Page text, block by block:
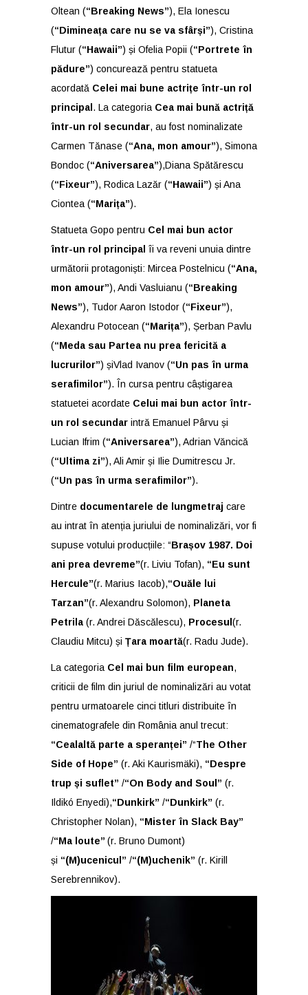
Oltean (“Breaking News”), Ela Ionescu
(“Dimineața care nu se va sfârși”), Cristina
Flutur (“Hawaii”) și Ofelia Popii (“Portrete în
pădure”) concurează pentru statueta
acordată Celei mai bune actrițe într-un rol
principal . La categoria Cea mai bună actriță
într-un rol secundar, au fost nominalizate
Carmen Tănase (“Ana, mon amour”), Simona
Bondoc (“Aniversarea”),Diana Spătărescu
(“Fixeur”), Rodica Lazăr (“Hawaii”) și Ana
Ciontea (“Marița”).
Statueta Gopo pentru Cel mai bun actor
într-un rol principal îi va reveni unuia dintre
următorii protagoniști: Mircea Postelnicu (“Ana,
mon amour”), Andi Vasluianu (“Breaking
News”), Tudor Aaron Istodor (“Fixeur”),
Alexandru Potocean (“Marița”), Șerban Pavlu
(“Meda sau Partea nu prea fericită a
lucrurilor”) șiVlad Ivanov (“Un pas în urma
serafimilor”). În cursa pentru câștigarea
statuetei acordate Celui mai bun actor într-
un rol secundar intră Emanuel Pârvu și
Lucian Ifrim (“Aniversarea”), Adrian Văncică
(“Ultima zi”), Ali Amir și Ilie Dumitrescu Jr.
(“Un pas în urma serafimilor”).
Dintre documentarele de lungmetraj care
au intrat în atenția juriului de nominalizări, vor fi
supuse votului producțiile: “Brașov 1987. Doi
ani prea devreme”(r. Liviu Tofan), “Eu sunt
Hercule”(r. Marius Iacob),“Ouăle lui
Tarzan”(r. Alexandru Solomon), Planeta
Petrila (r. Andrei Dăscălescu), Procesul (r.
Claudiu Mitcu) și Țara moartă(r. Radu Jude).
La categoria Cel mai bun film european,
criticii de film din juriul de nominalizări au votat
pentru urmatoarele cinci titluri distribuite în
cinematografele din România anul trecut:
“Cealaltă parte a speranței” /“The Other
Side of Hope” (r. Aki Kaurismäki), “Despre
trup și suflet” /“On Body and Soul” (r.
Ildikó Enyedi),“Dunkirk” /“Dunkirk” (r.
Christopher Nolan), “Mister în Slack Bay”
/“Ma loute’’ (r. Bruno Dumont)
și “(M)ucenicul” /“(M)uchenik” (r. Kirill
Serebrennikov).